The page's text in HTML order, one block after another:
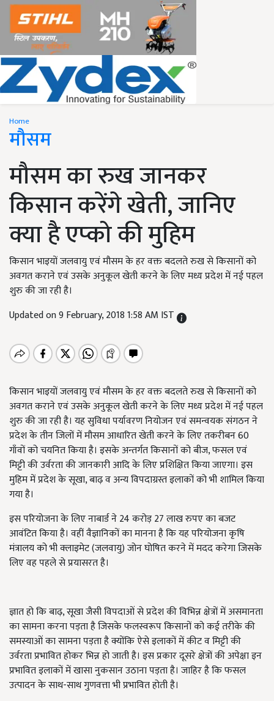
Home
मौसम
मौसम का रुख जानकर
किसान करेंगे खेती, जानिए
क्या है एप्को की मुहिम
किसान भाइयों जलवायु एवं मौसम के हर वक्त बदलते रुख से किसानों को
अवगत कराने एवं उसके अनुकूल खेती करने के लिए मध्य प्रदेश में नई पहल
शुरु की जा रही है।
Updated on 9 February, 2018 1:58 AM IST
किसान भाइयों जलवायु एवं मौसम के हर वक्त बदलते रुख से किसानों को
अवगत कराने एवं उसके अनुकूल खेती करने के लिए मध्य प्रदेश में नई पहल
शुरु की जा रही है। यह सुविधा पर्यावरण नियोजन एवं समन्वयक संगठन ने
प्रदेश के तीन जिलों में मौसम आधारित खेती करने के लिए तकरीबन 60
गाँवों को चयनित किया है। इसके अन्तर्गत किसानों को बीज, फसल एवं
मिट्टी की उर्वरता की जानकारी आदि के लिए प्रशिक्षित किया जाएगा। इस
मुहिम में प्रदेश के सूखा, बाढ़ व अन्य विपदाग्रस्त इलाकों को भी शामिल किया
गया है।
इस परियोजना के लिए नाबार्ड ने 24 करोड़ 27 लाख रुपए का बजट
आवंटित किया है। वहीं वैज्ञानिकों का मानना है कि यह परियोजना कृषि
मंत्रालय को भी क्लाइमेट (जलवायु) जोन घोषित करने में मदद करेगा जिसके
लिए वह पहले से प्रयासरत है।
ज्ञात हो कि बाढ़, सूखा जैसी विपदाओं से प्रदेश की विभिन्न क्षेत्रों में असमानता
का सामना करना पड़ता है जिसके फलस्वरूप किसानों को कई तरीके की
समस्याओं का सामना पड़ता है क्योंकि ऐसे इलाकों में कीट व मिट्टी की
उर्वरता प्रभावित होकर भिन्न हो जाती है। इस प्रकार दूसरे क्षेत्रों की अपेक्षा इन
प्रभावित इलाकों में खासा नुकसान उठाना पड़ता है। जाहिर है कि फसल
उत्पादन के साथ-साथ गुणवत्ता भी प्रभावित होती है।